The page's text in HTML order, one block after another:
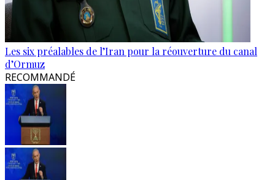
Les six préalables de l’Iran pour la réouverture du canal
d’Ormuz
RECOMMANDÉ